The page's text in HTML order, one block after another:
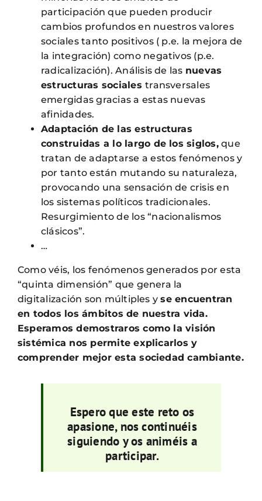
participación que pueden producir
cambios profundos en nuestros valores
sociales tanto positivos ( p.e. la mejora de
la integración) como negativos (p.e.
radicalización). Análisis de las nuevas
estructuras socialestransversales
emergidas gracias a estas nuevas
afinidades.
Adaptación de las estructuras
construidas a lo largo de los siglos,que
tratan de adaptarse a estos fenómenos y
por tanto están mutando su naturaleza,
provocando una sensación de crisis en
los sistemas políticos tradicionales.
Resurgimiento de los “nacionalismos
clásicos”.
…
Como véis, los fenómenos generados por esta
“quinta dimensión” que genera la
digitalización son múltiples yse encuentran
en todos los ámbitos de nuestra vida.
Esperamos demostraros como la visión
sistémica nos permite explicarlos y
comprender mejor esta sociedad cambiante.
Espero que este reto os
apasione, nos continuéis
siguiendo y os animéis a
participar.